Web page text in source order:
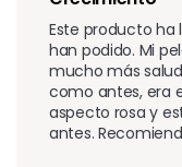
Este producto ha
han podido. Mi
mucho más
como antes, era
aspecto rosa y
antes.